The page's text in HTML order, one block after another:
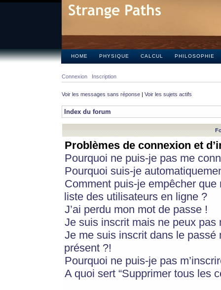
HOME PHYSIQUE CALCUL PHILOSOPHIE
Connexion Inscription
Voir les messages sans réponse | Voir les sujets actifs
Index du forum
Problèmes de connexion et
Pourquoi ne puis-je pas me
Pourquoi suis-je
Comment puis-je empêcher
liste des utilisateurs en ligne ?
J’ai perdu mon mot de passe !
Je suis inscrit mais ne peux pas
Je me suis inscrit dans le
présent ?!
Pourquoi ne puis-je pas
A quoi sert “Supprimer tous les